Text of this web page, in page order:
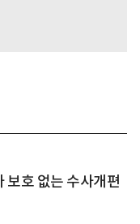
보호 없는 수사개편